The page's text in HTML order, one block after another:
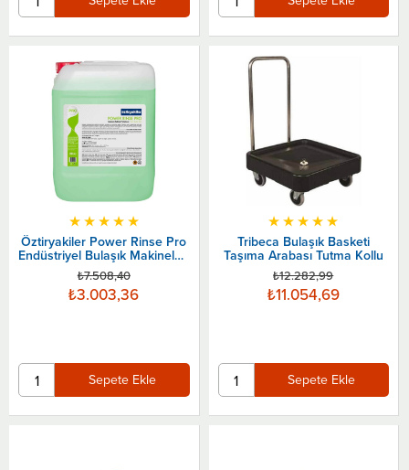
Öztiryakiler Power Rinse Pro
Endüstriyel Bulaşık Makineleri
için Durulama Maddesi 20
Litre
★★★★★
₺3.003,36
₺7.508,40
Sepete Ekle
Tribeca Bulaşık Basketi
Taşıma Arabası Tutma Kollu
★★★★★
₺11.054,69
₺12.282,99
Sepete Ekle